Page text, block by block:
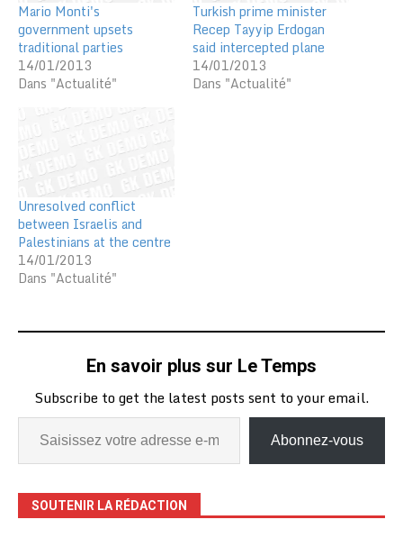
Mario Monti's
government upsets
traditional parties
14/01/2013
Dans "Actualité"
Turkish prime minister
Recep Tayyip Erdogan
said intercepted plane
14/01/2013
Dans "Actualité"
Unresolved conflict
between Israelis and
Palestinians at the centre
14/01/2013
Dans "Actualité"
En savoir plus sur Le Temps
Subscribe to get the latest posts sent to your email.
Abonnez-vous
SOUTENIR LA RÉDACTION